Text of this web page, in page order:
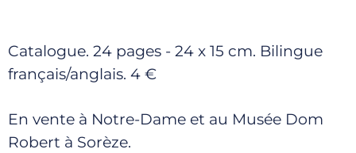
Catalogue. 24 pages - 24 x 15 cm. Bilingue
français/anglais. 4 €
En vente à Notre-Dame et au Musée Dom
Robert à Sorèze.